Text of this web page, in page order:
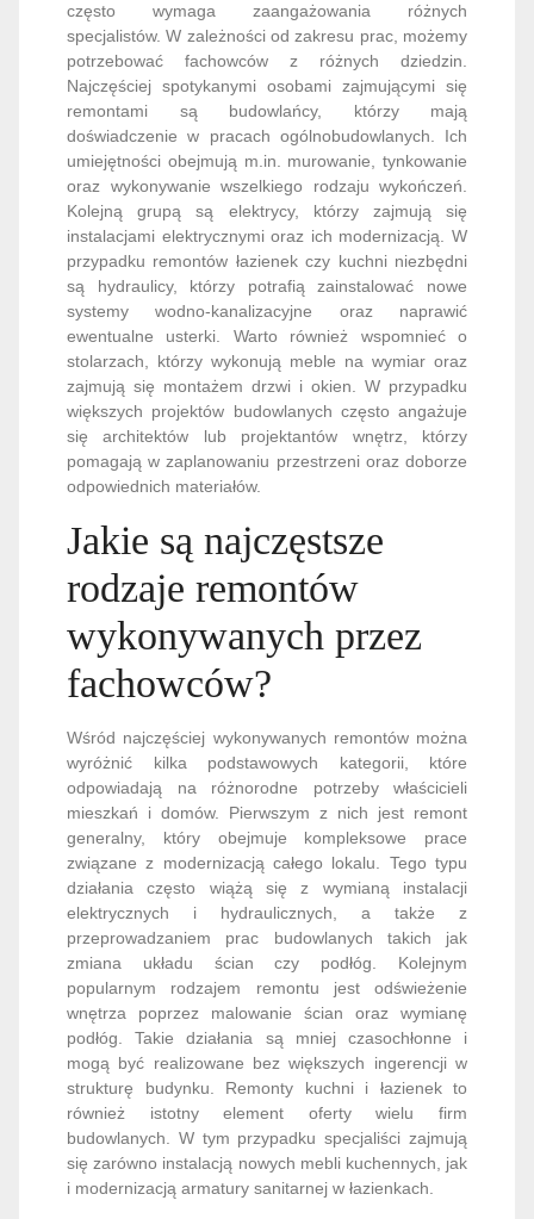
często wymaga zaangażowania różnych
specjalistów. W zależności od zakresu prac, możemy
potrzebować fachowców z różnych dziedzin.
Najczęściej spotykanymi osobami zajmującymi się
remontami są budowlańcy, którzy mają
doświadczenie w pracach ogólnobudowlanych. Ich
umiejętności obejmują m.in. murowanie, tynkowanie
oraz wykonywanie wszelkiego rodzaju wykończeń.
Kolejną grupą są elektrycy, którzy zajmują się
instalacjami elektrycznymi oraz ich modernizacją. W
przypadku remontów łazienek czy kuchni niezbędni
są hydraulicy, którzy potrafią zainstalować nowe
systemy wodno-kanalizacyjne oraz naprawić
ewentualne usterki. Warto również wspomnieć o
stolarzach, którzy wykonują meble na wymiar oraz
zajmują się montażem drzwi i okien. W przypadku
większych projektów budowlanych często angażuje
się architektów lub projektantów wnętrz, którzy
pomagają w zaplanowaniu przestrzeni oraz doborze
odpowiednich materiałów.
Jakie są najczęstsze
rodzaje remontów
wykonywanych przez
fachowców?
Wśród najczęściej wykonywanych remontów można
wyróżnić kilka podstawowych kategorii, które
odpowiadają na różnorodne potrzeby właścicieli
mieszkań i domów. Pierwszym z nich jest remont
generalny, który obejmuje kompleksowe prace
związane z modernizacją całego lokalu. Tego typu
działania często wiążą się z wymianą instalacji
elektrycznych i hydraulicznych, a także z
przeprowadzaniem prac budowlanych takich jak
zmiana układu ścian czy podłóg. Kolejnym
popularnym rodzajem remontu jest odświeżenie
wnętrza poprzez malowanie ścian oraz wymianę
podłóg. Takie działania są mniej czasochłonne i
mogą być realizowane bez większych ingerencji w
strukturę budynku. Remonty kuchni i łazienek to
również istotny element oferty wielu firm
budowlanych. W tym przypadku specjaliści zajmują
się zarówno instalacją nowych mebli kuchennych, jak
i modernizacją armatury sanitarnej w łazienkach.